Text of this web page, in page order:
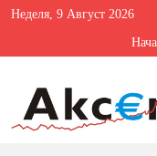
Неделя, 9 Август 2026